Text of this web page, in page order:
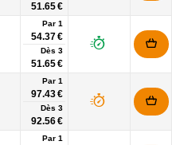
51.65 €
Par 1
54.37 €
Dès 3
51.65 €
Par 1
97.43 €
Dès 3
92.56 €
Par 1